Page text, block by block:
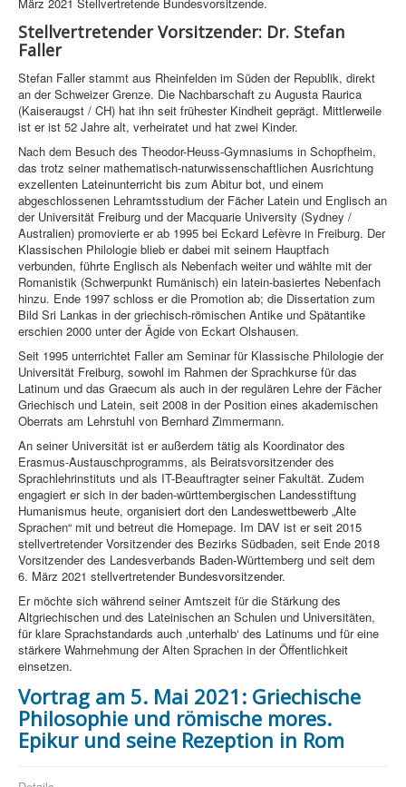
Stellvertretender Vorsitzender: Dr. Stefan
Faller
Stefan Faller stammt aus Rheinfelden im Süden der Republik, direkt
an der Schweizer Grenze. Die Nachbarschaft zu Augusta Raurica
(Kaiseraugst / CH) hat ihn seit frühester Kindheit geprägt. Mittlerweile
ist er ist 52 Jahre alt, verheiratet und hat zwei Kinder.
Nach dem Besuch des Theodor-Heuss-Gymnasiums in Schopfheim,
das trotz seiner mathematisch-naturwissenschaftlichen Ausrichtung
exzellenten Lateinunterricht bis zum Abitur bot, und einem
abgeschlossenen Lehramtsstudium der Fächer Latein und Englisch an
der Universität Freiburg und der Macquarie University (Sydney /
Australien) promovierte er ab 1995 bei Eckard Lefèvre in Freiburg. Der
Klassischen Philologie blieb er dabei mit seinem Hauptfach
verbunden, führte Englisch als Nebenfach weiter und wählte mit der
Romanistik (Schwerpunkt Rumänisch) ein latein-basiertes Nebenfach
hinzu. Ende 1997 schloss er die Promotion ab; die Dissertation zum
Bild Sri Lankas in der griechisch-römischen Antike und Spätantike
erschien 2000 unter der Ägide von Eckart Olshausen.
Seit 1995 unterrichtet Faller am Seminar für Klassische Philologie der
Universität Freiburg, sowohl im Rahmen der Sprachkurse für das
Latinum und das Graecum als auch in der regulären Lehre der Fächer
Griechisch und Latein, seit 2008 in der Position eines akademischen
Oberrats am Lehrstuhl von Bernhard Zimmermann.
An seiner Universität ist er außerdem tätig als Koordinator des
Erasmus-Austauschprogramms, als Beiratsvorsitzender des
Sprachlehrinstituts und als IT-Beauftragter seiner Fakultät. Zudem
engagiert er sich in der baden-württembergischen Landesstiftung
Humanismus heute, organisiert dort den Landeswettbewerb „Alte
Sprachen“ mit und betreut die Homepage. Im DAV ist er seit 2015
stellvertretender Vorsitzender des Bezirks Südbaden, seit Ende 2018
Vorsitzender des Landesverbands Baden-Württemberg und seit dem
6. März 2021 stellvertretender Bundesvorsitzender.
Er möchte sich während seiner Amtszeit für die Stärkung des
Altgriechischen und des Lateinischen an Schulen und Universitäten,
für klare Sprachstandards auch ‚unterhalb‘ des Latinums und für eine
stärkere Wahrnehmung der Alten Sprachen in der Öffentlichkeit
einsetzen.
Vortrag am 5. Mai 2021: Griechische
Philosophie und römische mores.
Epikur und seine Rezeption in Rom